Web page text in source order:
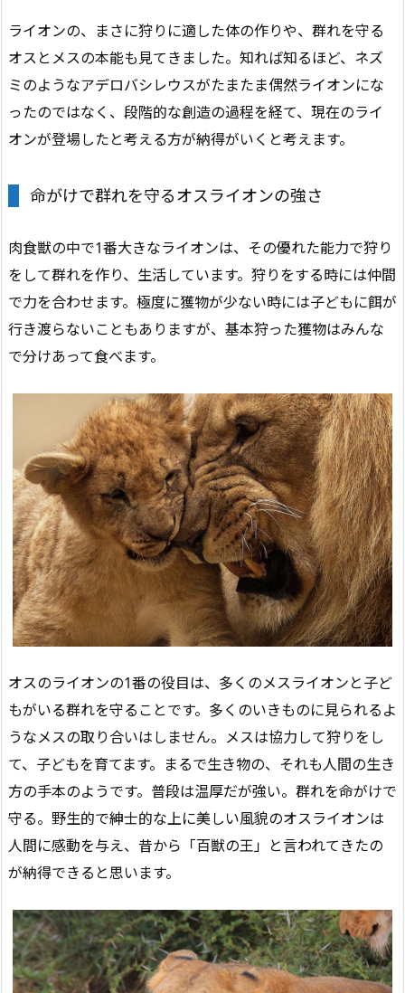
ライオンの、まさに狩りに適した体の作りや、群れを守る
オスとメスの本能も見てきました。知れば知るほど、ネズ
ミのようなアデロバシレウスがたまたま偶然ライオンにな
ったのではなく、段階的な創造の過程を経て、現在のライ
オンが登場したと考える方が納得がいくと考えます。
命がけで群れを守るオスライオンの強さ
肉食獣の中で1番大きなライオンは、その優れた能力で狩り
をして群れを作り、生活しています。狩りをする時には仲間
で力を合わせます。極度に獲物が少ない時には子どもに餌が
行き渡らないこともありますが、基本狩った獲物はみんな
で分けあって食べます。
オスのライオンの1番の役目は、多くのメスライオンと子ど
もがいる群れを守ることです。多くのいきものに見られるよ
うなメスの取り合いはしません。メスは協力して狩りをし
て、子どもを育てます。まるで生き物の、それも人間の生き
方の手本のようです。普段は温厚だが強い。群れを命がけで
守る。野生的で紳士的な上に美しい風貌のオスライオンは
人間に感動を与え、昔から「百獣の王」と言われてきたの
が納得できると思います。